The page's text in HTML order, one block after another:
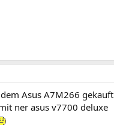
Asus A7M266 gekauft
ner asus v7700 deluxe